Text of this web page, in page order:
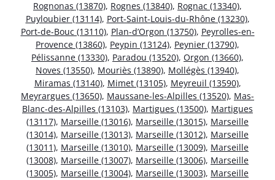
Rognonas (13870), Rognes (13840), Rognac (13340),
Puyloubier (13114), Port-Saint-Louis-du-Rhône (13230),
Port-de-Bouc (13110), Plan-d’Orgon (13750), Peyrolles-en-
Provence (13860), Peypin (13124), Peynier (13790),
Pélissanne (13330), Paradou (13520), Orgon (13660),
Noves (13550), Mouriès (13890), Mollégès (13940),
Miramas (13140), Mimet (13105), Meyreuil (13590),
Meyrargues (13650), Maussane-les-Alpilles (13520), Mas-
Blanc-des-Alpilles (13103), Martigues (13500), Martigues
(13117), Marseille (13016), Marseille (13015), Marseille
(13014), Marseille (13013), Marseille (13012), Marseille
(13011), Marseille (13010), Marseille (13009), Marseille
(13008), Marseille (13007), Marseille (13006), Marseille
(13005), Marseille (13004), Marseille (13003), Marseille